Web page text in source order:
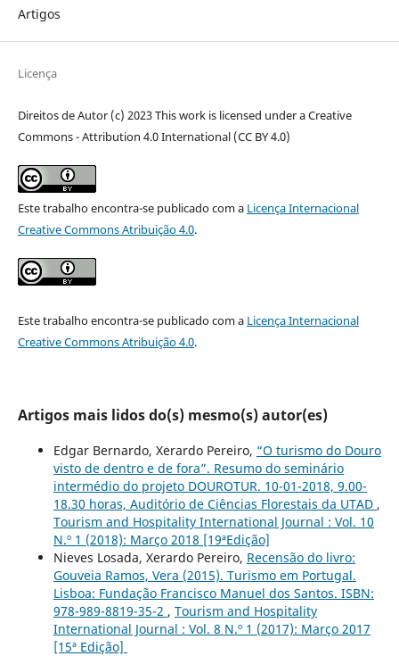
Artigos
Licença
Direitos de Autor (c) 2023 This work is licensed under a Creative
Commons - Attribution 4.0 International (CC BY 4.0)
Este trabalho encontra-se publicado com a Licença Internacional
Creative Commons Atribuição 4.0.
Este trabalho encontra-se publicado com a Licença Internacional
Creative Commons Atribuição 4.0.
Artigos mais lidos do(s) mesmo(s) autor(es)
Edgar Bernardo, Xerardo Pereiro, “O turismo do Douro
visto de dentro e de fora”. Resumo do seminário
intermédio do projeto DOUROTUR. 10-01-2018, 9.00-
18.30 horas, Auditório de Ciências Florestais da UTAD ,
Tourism and Hospitality International Journal : Vol. 10
N.º 1 (2018): Março 2018 [19ªEdição]
Nieves Losada, Xerardo Pereiro, Recensão do livro:
Gouveia Ramos, Vera (2015). Turismo em Portugal.
Lisboa: Fundação Francisco Manuel dos Santos. ISBN:
978-989-8819-35-2 , Tourism and Hospitality
International Journal : Vol. 8 N.º 1 (2017): Março 2017
[15ª Edição]